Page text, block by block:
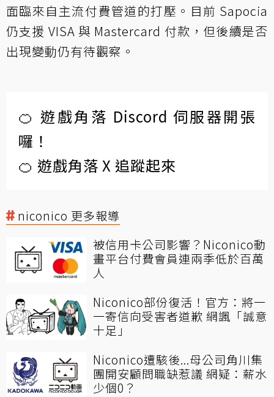
面臨來自主流付費管道的打壓。目前 Sapocia
仍支援 VISA 與 Mastercard 付款，但後續是否
出現變動仍有待觀察。
🍊 遊戲角落 Discord 伺服器開張
囉！
🍊 遊戲角落 X 追蹤起來
niconico 更多報導
被信用卡公司影響？Niconico動
畫平台付費會員連兩季低於百萬
人
Niconico部份復活！官方：將一
一寄信向受害者道歉 網諷「誠意
十足」
Niconico遭駭後...母公司角川集
團開安顧問職缺惹議 網疑：薪水
少個0？